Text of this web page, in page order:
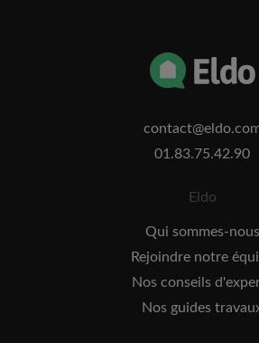
01.83.75.42.90
Eldo
Qui sommes-nous
Rejoindre notre
Nos conseils
Nos guides